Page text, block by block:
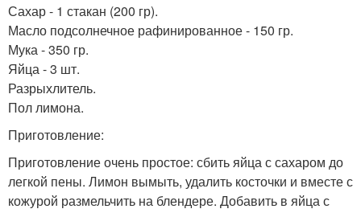
Сахар - 1 стакан (200 гр).
Масло подсолнечное рафинированное - 150 гр.
Мука - 350 гр.
Яйца - 3 шт.
Разрыхлитель.
Пол лимона.
Приготовление:
Приготовление очень простое: сбить яйца с сахаром до
легкой пены. Лимон вымыть, удалить косточки и вместе с
кожурой размельчить на блендере. Добавить в яйца с